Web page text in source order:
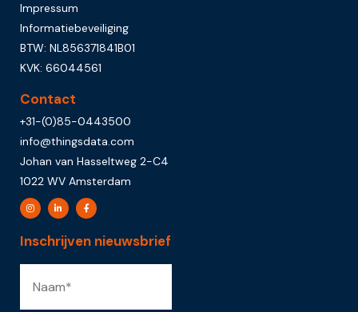
Impressum
Informatiebeveiliging
BTW: NL856371841B01
KVK: 66044561
Contact
+31-(0)85-0443500
info@thingsdata.com
Johan van Hasseltweg 2-C4
1022 WV Amsterdam
Inschrijven nieuwsbrief